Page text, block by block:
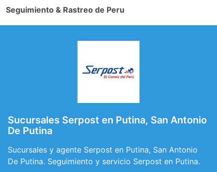
Seguimiento & Rastreo de Peru
Sucursales Serpost en Putina, San Antonio
De Putina
Sucursales y agente Serpost en Putina, San Antonio
De Putina. Seguimiento y servicio Serpost en Putina.